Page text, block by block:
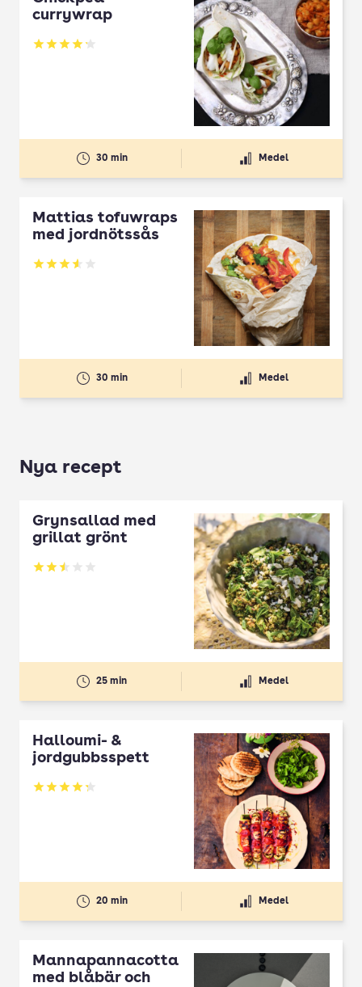
currywrap
Betyg: 4.21 av 5
30 min Medel
Mattias tofuwraps
med jordnötssås
Betyg: 3.55 av 5
30 min Medel
Nya recept
Grynsallad med
grillat grönt
Betyg: 2.5 av 5
25 min Medel
Halloumi- &
jordgubbsspett
Betyg: 4.3 av 5
20 min Medel
Mannapannacotta
med blåbär och